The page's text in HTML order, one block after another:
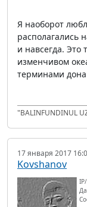
Я наоборот
располагались
и навсегда. Это
изменчивом
терминами дона
"BALINFUNDINUL
17 января 2017
Kovshanov